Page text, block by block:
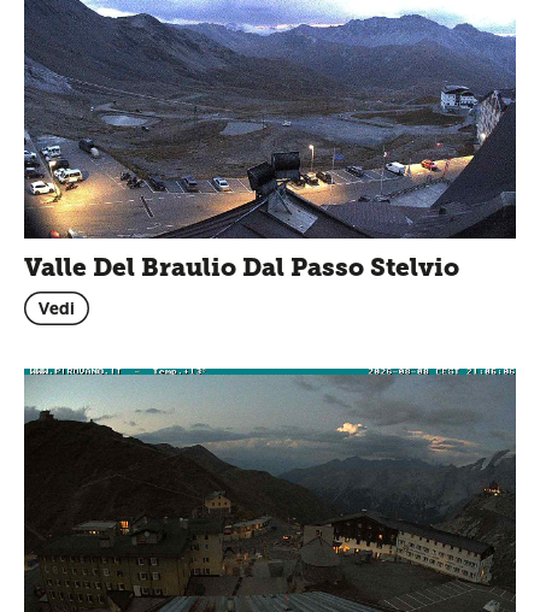
Valle Del Braulio Dal Passo Stelvio
Vedi